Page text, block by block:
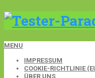
MENU
IMPRESSUM
COOKIE-RICHTLINIE
ÜBER UNS